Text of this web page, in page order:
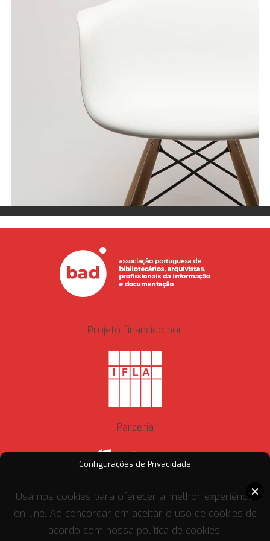
Projeto financido por
Parceria
Ficha Técnica
Início Bibliotecas e a Agenda 2030 Recursos Projetos
Configurações de Privacidade
Usamos cookies para oferecer a melhor experiência
on-line. Ao concordar em aceitar o uso de cookies de
acordo com nossa política de cookies.